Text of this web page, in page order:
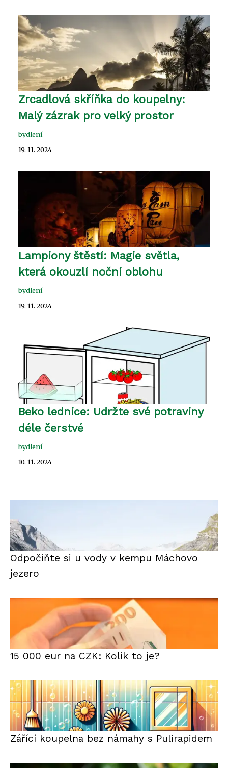
Zrcadlová skříňka do koupelny:
Malý zázrak pro velký prostor
bydlení
19. 11. 2024
Lampiony štěstí: Magie světla,
která okouzlí noční oblohu
bydlení
19. 11. 2024
Beko lednice: Udržte své potraviny
déle čerstvé
bydlení
10. 11. 2024
Odpočiňte si u vody v kempu Máchovo
jezero
15 000 eur na CZK: Kolik to je?
Zářící koupelna bez námahy s Pulirapidem